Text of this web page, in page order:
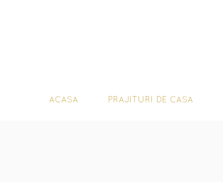
ACASA PRAJITURI DE CASA